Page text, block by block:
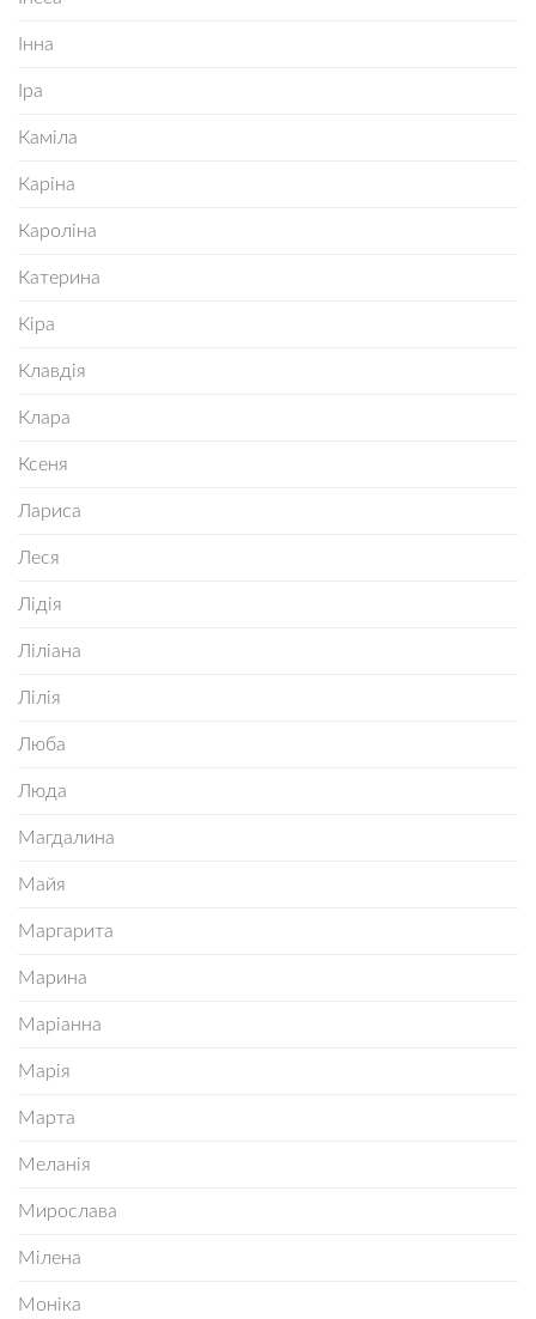
Інна
Іра
Каміла
Каріна
Кароліна
Катерина
Кіра
Клавдія
Клара
Ксеня
Лариса
Леся
Лідія
Ліліана
Лілія
Люба
Люда
Магдалина
Майя
Маргарита
Марина
Маріанна
Марія
Марта
Меланія
Мирослава
Мілена
Моніка